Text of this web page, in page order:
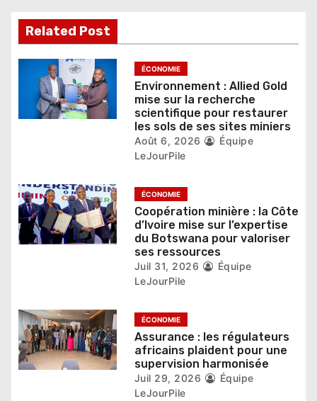
l
’
r
c
l
e
Related Post
ÉCONOMIE
Environnement : Allied Gold
mise sur la recherche
scientifique pour restaurer
les sols de ses sites miniers
Août 6, 2026
Équipe
LeJourPile
ÉCONOMIE
Coopération minière : la Côte
d’Ivoire mise sur l’expertise
du Botswana pour valoriser
ses ressources
Juil 31, 2026
Équipe
LeJourPile
ÉCONOMIE
Assurance : les régulateurs
africains plaident pour une
supervision harmonisée
Juil 29, 2026
Équipe
LeJourPile